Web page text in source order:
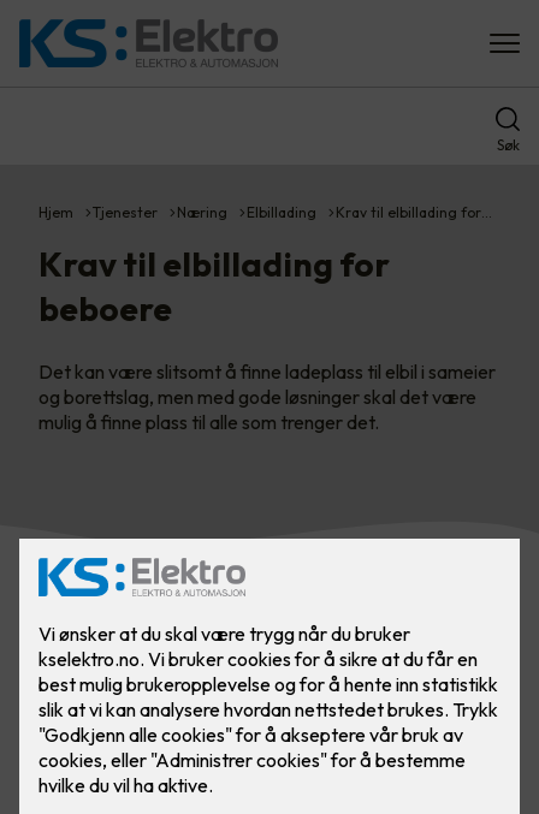
Søk
Hjem Tjenester Næring Elbillading Krav til elbillading for…
Krav til elbillading for
beboere
Det kan være slitsomt å finne ladeplass til elbil i sameier
og borettslag, men med gode løsninger skal det være
mulig å finne plass til alle som trenger det.